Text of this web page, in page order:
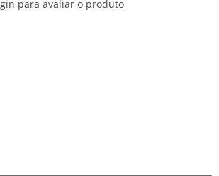
para avaliar o produto